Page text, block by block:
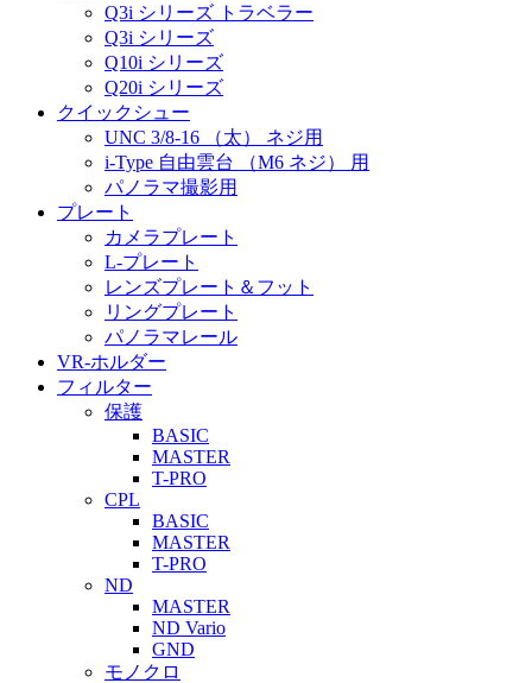
Q3i シリーズ トラベラー
Q3i シリーズ
Q10i シリーズ
Q20i シリーズ
クイックシュー
UNC 3/8-16 （太） ネジ用
i-Type 自由雲台 （M6 ネジ） 用
パノラマ撮影用
プレート
カメラプレート
L-プレート
レンズプレート＆フット
リングプレート
パノラマレール
VR-ホルダー
フィルター
保護
BASIC
MASTER
T-PRO
CPL
BASIC
MASTER
T-PRO
ND
MASTER
ND Vario
GND
モノクロ